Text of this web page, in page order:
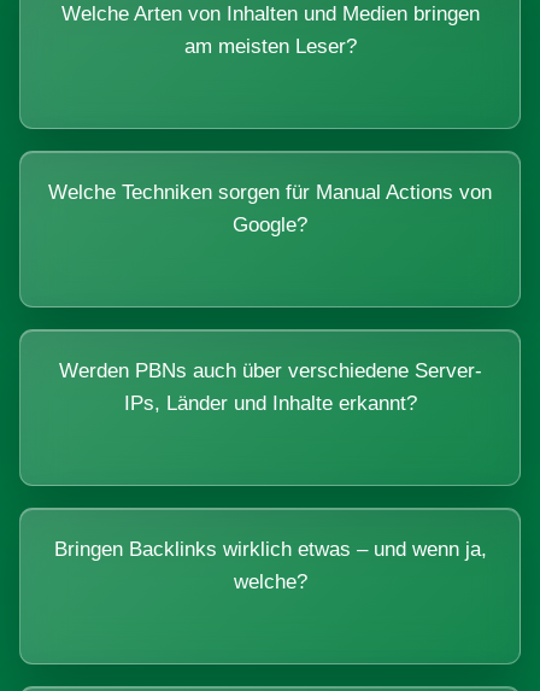
Welche Arten von Inhalten und Medien bringen
am meisten Leser?
Welche Techniken sorgen für Manual Actions von
Google?
Werden PBNs auch über verschiedene Server-
IPs, Länder und Inhalte erkannt?
Bringen Backlinks wirklich etwas – und wenn ja,
welche?